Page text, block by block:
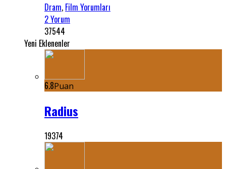
Dram, Film Yorumları
2 Yorum
37544
Yeni Eklenenler
6.8Puan
Radius
19374